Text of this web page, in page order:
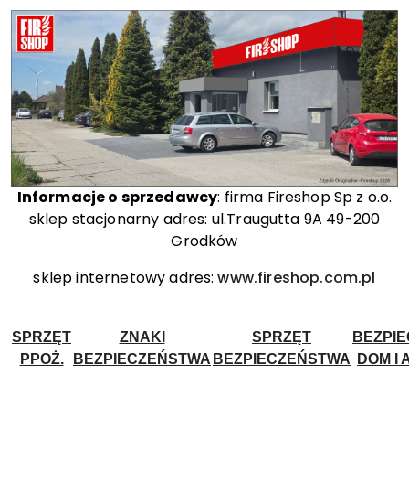
Informacje o sprzedawcy: firma Fireshop Sp z o.o.
sklep stacjonarny adres: ul.Traugutta 9A 49-200
Grodków
sklep internetowy adres:www.fireshop.com.pl
SPRZĘT
PPOŻ.
ZNAKI
BEZPIECZEŃSTWA
SPRZĘT
BEZPIECZEŃSTWA
DOM I